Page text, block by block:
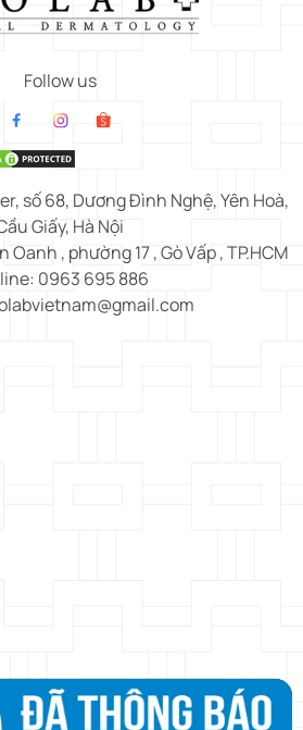
Follow us
số 68, Dương Đình Nghệ, Yên Hoà,
Giấy, Hà Nội
, phường 17 , Gò Vấp , TP.HCM
0963 695 886